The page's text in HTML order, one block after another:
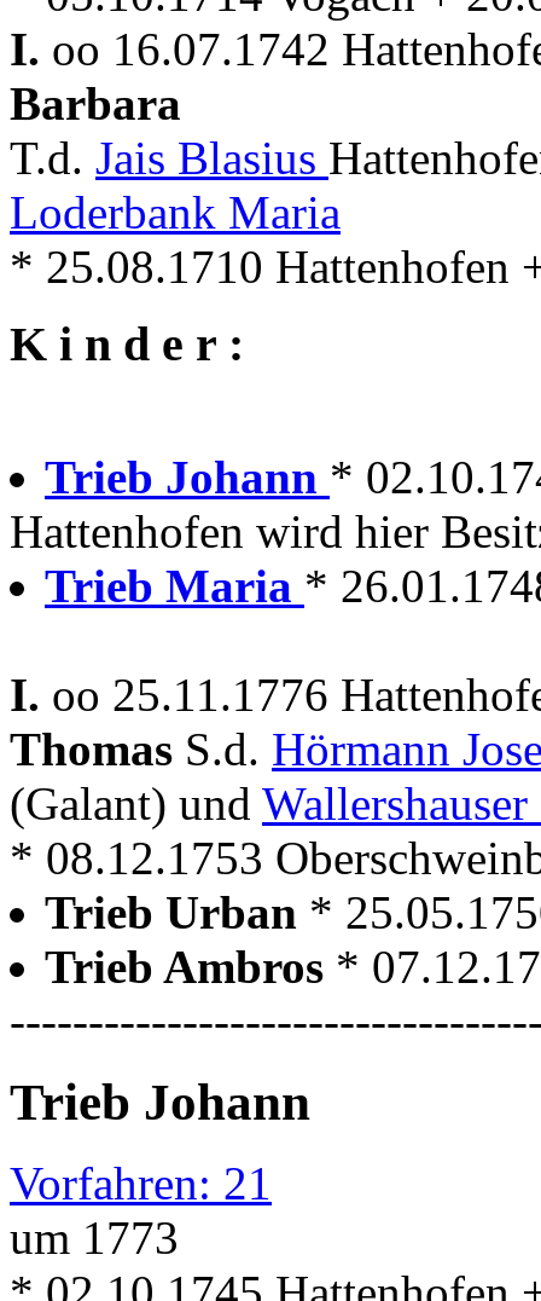
I. oo 16.07.1742
Barbara
T.d. Jais Blasius
Loderbank Maria
* 25.08.1710 Hattenhofen
K i n d e r :
Trieb Johann *
Hattenhofen wird hier
Trieb Maria *
I. oo 25.11.1776
Thomas S.d. Hörmann
(Galant) und
* 08.12.1753
Trieb Urban *
Trieb Ambros *
Trieb Johann
Vorfahren: 21
um 1773